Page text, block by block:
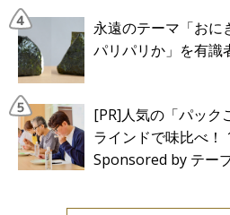
永遠のテーマ「おに
パリパリか」を有識
[PR]人気の「パック
ラインドで味比べ！
Sponsored by テー